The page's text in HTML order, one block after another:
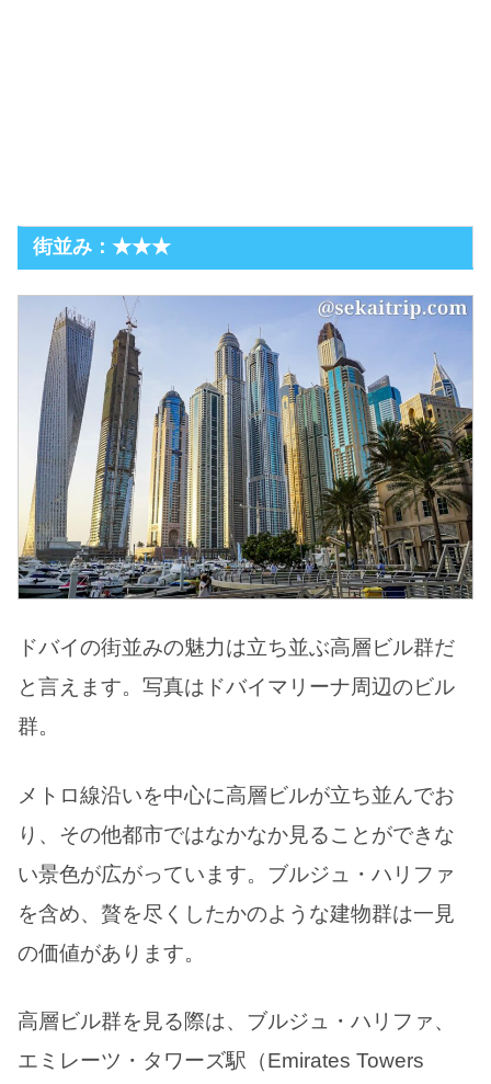
街並み：★★★
ドバイの街並みの魅力は立ち並ぶ高層ビル群だ
と言えます。写真はドバイマリーナ周辺のビル
群。
メトロ線沿いを中心に高層ビルが立ち並んでお
り、その他都市ではなかなか見ることができな
い景色が広がっています。ブルジュ・ハリファ
を含め、贅を尽くしたかのような建物群は一見
の価値があります。
高層ビル群を見る際は、ブルジュ・ハリファ、
エミレーツ・タワーズ駅（Emirates Towers